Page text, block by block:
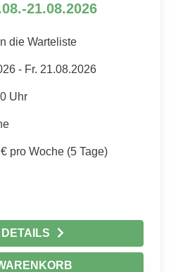
21.08.2026
die Warteliste
- Fr. 21.08.2026
Uhr
pro Woche (5 Tage)